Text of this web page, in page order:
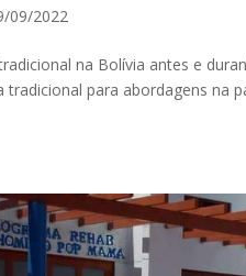
09/2022
na Bolívia antes e
tradicional para abordagens na